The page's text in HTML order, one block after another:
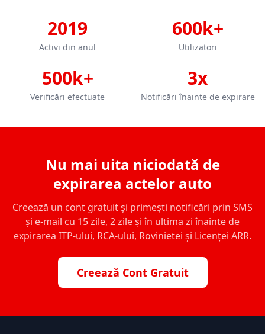
2019
Activi din anul
600k+
Utilizatori
500k+
Verificări efectuate
3x
Notificări înainte de expirare
Nu mai uita niciodată de
expirarea actelor auto
Creează un cont gratuit și primești notificări prin SMS
și e-mail cu 15 zile, 2 zile și în ultima zi înainte de
expirarea ITP-ului, RCA-ului, Rovinietei și Licenței ARR.
Creează Cont Gratuit